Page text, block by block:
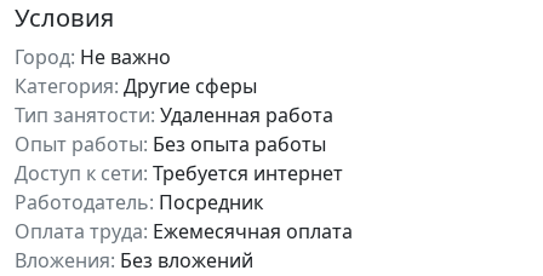
Условия
Город: Не важно
Категория: Другие сферы
Тип занятости: Удаленная работа
Опыт работы: Без опыта работы
Доступ к сети: Требуется интернет
Работодатель: Посредник
Оплата труда: Ежемесячная оплата
Вложения: Без вложений